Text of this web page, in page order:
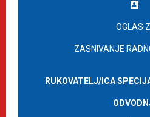
OGLAS
ZASNIVANJE
RUKOVATELJ/ICA